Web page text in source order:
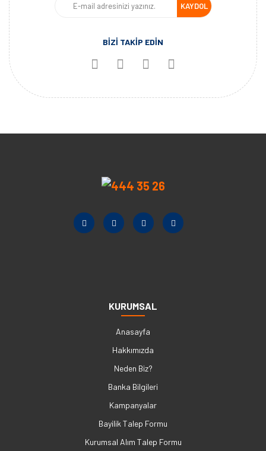
KAYDOL
BİZİ TAKİP EDİN
KURUMSAL
Anasayfa
Hakkımızda
Neden Biz?
Banka Bilgileri
Kampanyalar
Bayilik Talep Formu
Kurumsal Alım Talep Formu